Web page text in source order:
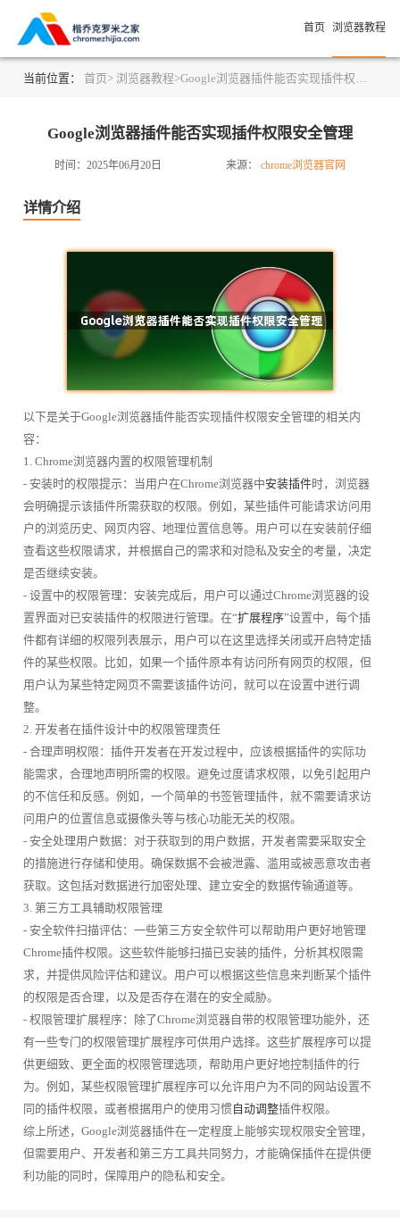
首页 浏览器教程
当前位置： 首页> 浏览器教程>Google浏览器插件能否实现插件权限安全管理
Google浏览器插件能否实现插件权限安全管理
时间：2025年06月20日 来源： chrome浏览器官网
详情介绍
以下是关于Google浏览器插件能否实现插件权限安全管理的相关内
容：
1. Chrome浏览器内置的权限管理机制
- 安装时的权限提示：当用户在Chrome浏览器中安装插件时，浏览器
会明确提示该插件所需获取的权限。例如，某些插件可能请求访问用
户的浏览历史、网页内容、地理位置信息等。用户可以在安装前仔细
查看这些权限请求，并根据自己的需求和对隐私及安全的考量，决定
是否继续安装。
- 设置中的权限管理：安装完成后，用户可以通过Chrome浏览器的设
置界面对已安装插件的权限进行管理。在“扩展程序”设置中，每个插
件都有详细的权限列表展示，用户可以在这里选择关闭或开启特定插
件的某些权限。比如，如果一个插件原本有访问所有网页的权限，但
用户认为某些特定网页不需要该插件访问，就可以在设置中进行调
整。
2. 开发者在插件设计中的权限管理责任
- 合理声明权限：插件开发者在开发过程中，应该根据插件的实际功
能需求，合理地声明所需的权限。避免过度请求权限，以免引起用户
的不信任和反感。例如，一个简单的书签管理插件，就不需要请求访
问用户的位置信息或摄像头等与核心功能无关的权限。
- 安全处理用户数据：对于获取到的用户数据，开发者需要采取安全
的措施进行存储和使用。确保数据不会被泄露、滥用或被恶意攻击者
获取。这包括对数据进行加密处理、建立安全的数据传输通道等。
3. 第三方工具辅助权限管理
- 安全软件扫描评估：一些第三方安全软件可以帮助用户更好地管理
Chrome插件权限。这些软件能够扫描已安装的插件，分析其权限需
求，并提供风险评估和建议。用户可以根据这些信息来判断某个插件
的权限是否合理，以及是否存在潜在的安全威胁。
- 权限管理扩展程序：除了Chrome浏览器自带的权限管理功能外，还
有一些专门的权限管理扩展程序可供用户选择。这些扩展程序可以提
供更细致、更全面的权限管理选项，帮助用户更好地控制插件的行
为。例如，某些权限管理扩展程序可以允许用户为不同的网站设置不
同的插件权限，或者根据用户的使用习惯自动调整插件权限。
综上所述，Google浏览器插件在一定程度上能够实现权限安全管理，
但需要用户、开发者和第三方工具共同努力，才能确保插件在提供便
利功能的同时，保障用户的隐私和安全。